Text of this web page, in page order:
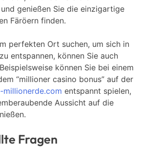
genießen Sie die einzigartige
Färöern finden.
perfekten Ort suchen, um sich in
entspannen, können Sie auch
können Sie bei einem
“millioner casino bonus” auf der
millionerde.com entspannt spielen,
Aussicht auf die
Fragen